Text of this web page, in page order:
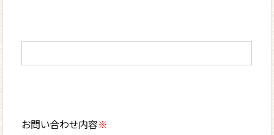
お問い合わせ内容※